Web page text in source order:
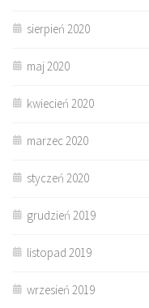
sierpień 2020
maj 2020
kwiecień 2020
marzec 2020
styczeń 2020
grudzień 2019
listopad 2019
wrzesień 2019